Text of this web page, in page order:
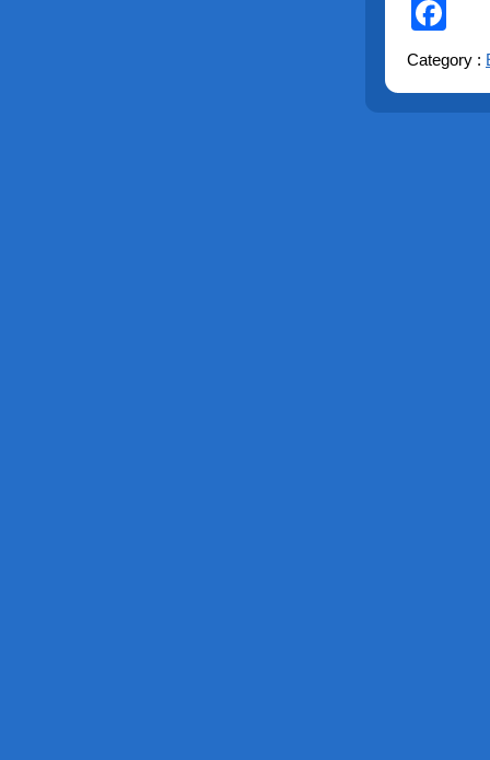
Category :